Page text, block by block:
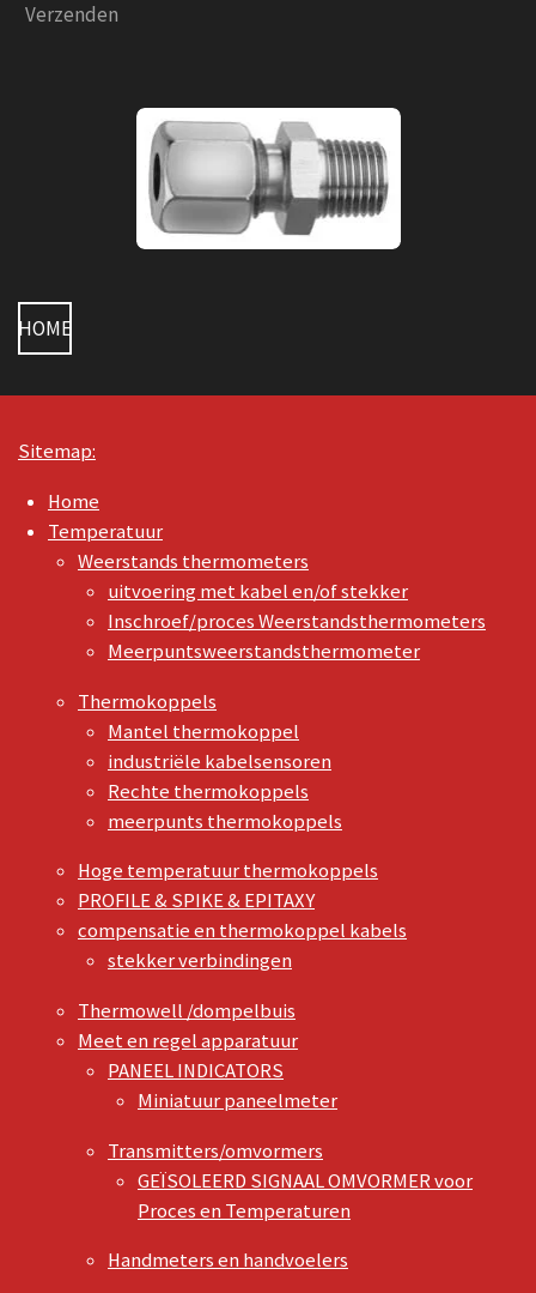
Verzenden
HOME
Sitemap:
Home
Temperatuur
Weerstands thermometers
uitvoering met kabel en/of stekker
Inschroef/proces Weerstandsthermometers
Meerpuntsweerstandsthermometer
Thermokoppels
Mantel thermokoppel
industriële kabelsensoren
Rechte thermokoppels
meerpunts thermokoppels
Hoge temperatuur thermokoppels
PROFILE & SPIKE & EPITAXY
compensatie en thermokoppel kabels
stekker verbindingen
Thermowell /dompelbuis
Meet en regel apparatuur
PANEEL INDICATORS
Miniatuur paneelmeter
Transmitters/omvormers
GEÏSOLEERD SIGNAAL OMVORMER voor
Proces en Temperaturen
Handmeters en handvoelers